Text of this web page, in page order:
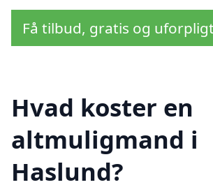
Få tilbud, gratis og
Hvad koster en
altmuligmand i
Haslund?